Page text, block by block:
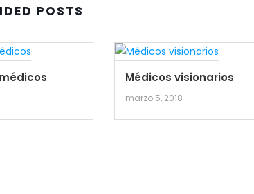
POSTS
Médicos visionarios
marzo 5, 2018